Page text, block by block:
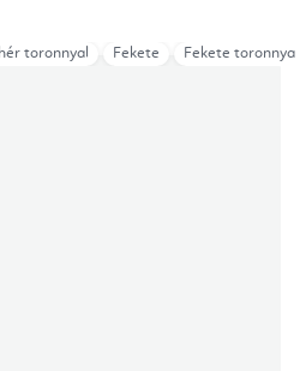
toronnyal Fekete Fekete toronnyal